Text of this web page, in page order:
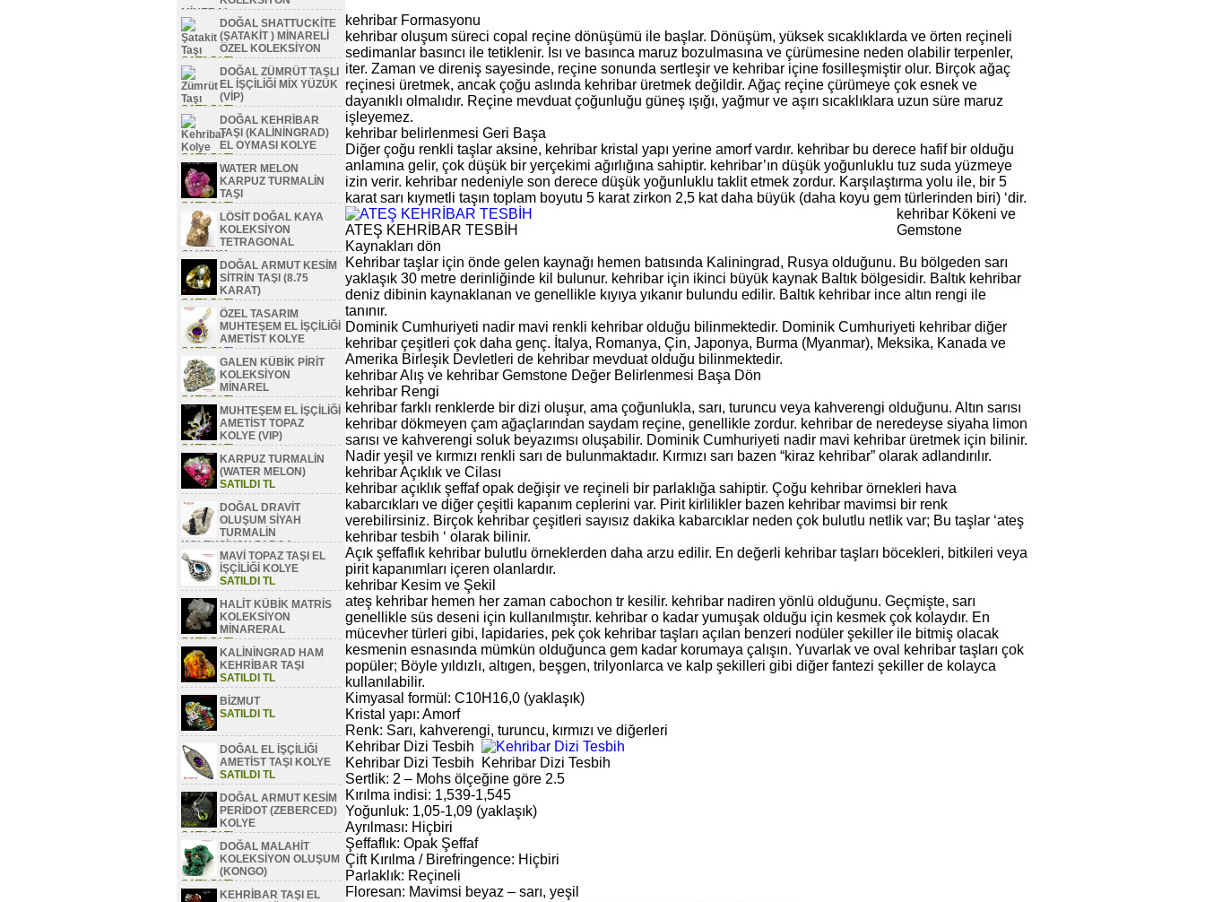
MİNERAL
SATILDI TLDOĞAL SHATTUCKİTE
(ŞATAKİT ) MİNARELİ
ÖZEL KOLEKSİYON
SATILDI TL
DOĞAL ZÜMRÜT TAŞLI
EL İŞÇİLİĞİ MİX YÜZÜK
(VİP)
SATILDI TL
DOĞAL KEHRİBAR
TAŞI (KALİNİNGRAD)
EL OYMASI KOLYE
SATILDI TL
WATER MELON
KARPUZ TURMALİN
TAŞI
SATILDI TL
LÖSİT DOĞAL KAYA
KOLEKSİYON
TETRAGONAL
OLUŞUM
SATILDI TLDOĞAL ARMUT KESİM
SİTRİN TAŞI (8.75
KARAT)
SATILDI TL
ÖZEL TASARIM
MUHTEŞEM EL İŞÇİLİĞİ
AMETİST KOLYE
SATILDI TL
GALEN KÜBİK PİRİT
KOLEKSİYON
MİNAREL
SATILDI TL
MUHTEŞEM EL İŞÇİLİĞİ
AMETİST TOPAZ
KOLYE (VIP)
SATILDI TL
KARPUZ TURMALİN
(WATER MELON)
SATILDI TL
DOĞAL DRAVİT
OLUŞUM SİYAH
TURMALİN
KOLEKSİYON PARÇA
SATILDI TLMAVİ TOPAZ TAŞI EL
İŞÇİLİĞİ KOLYE
SATILDI TL
HALİT KÜBİK MATRİS
KOLEKSİYON
MİNARERAL
SATILDI TL
KALİNİNGRAD HAM
KEHRİBAR TAŞI
SATILDI TL
BİZMUT
SATILDI TL
DOĞAL EL İŞÇİLİĞİ
AMETİST TAŞI KOLYE
SATILDI TL
DOĞAL ARMUT KESİM
PERİDOT (ZEBERCED)
KOLYE
SATILDI TL
DOĞAL MALAHİT
KOLEKSİYON OLUŞUM
(KONGO)
SATILDI TL
KEHRİBAR TAŞI EL
kehribar Formasyonu
kehribar oluşum süreci copal reçine dönüşümü ile başlar. Dönüşüm, yüksek sıcaklıklarda ve örten reçineli
sedimanlar basıncı ile tetiklenir. Isı ve basınca maruz bozulmasına ve çürümesine neden olabilir terpenler,
iter. Zaman ve direniş sayesinde, reçine sonunda sertleşir ve kehribar içine fosilleşmiştir olur. Birçok ağaç
reçinesi üretmek, ancak çoğu aslında kehribar üretmek değildir. Ağaç reçine çürümeye çok esnek ve
dayanıklı olmalıdır. Reçine mevduat çoğunluğu güneş ışığı, yağmur ve aşırı sıcaklıklara uzun süre maruz
işleyemez.
kehribar belirlenmesi Geri Başa
Diğer çoğu renkli taşlar aksine, kehribar kristal yapı yerine amorf vardır. kehribar bu derece hafif bir olduğu
anlamına gelir, çok düşük bir yerçekimi ağırlığına sahiptir. kehribar’ın düşük yoğunluklu tuz suda yüzmeye
izin verir. kehribar nedeniyle son derece düşük yoğunluklu taklit etmek zordur. Karşılaştırma yolu ile, bir 5
karat sarı kıymetli taşın toplam boyutu 5 karat zirkon 2,5 kat daha büyük (daha koyu gem türlerinden biri) ‘dir.
ATEŞ KEHRİBAR TESBİH
kehribar Kökeni ve
Gemstone
Kaynakları dön
Kehribar taşlar için önde gelen kaynağı hemen batısında Kaliningrad, Rusya olduğunu. Bu bölgeden sarı
yaklaşık 30 metre derinliğinde kil bulunur. kehribar için ikinci büyük kaynak Baltık bölgesidir. Baltık kehribar
deniz dibinin kaynaklanan ve genellikle kıyıya yıkanır bulundu edilir. Baltık kehribar ince altın rengi ile
tanınır.
Dominik Cumhuriyeti nadir mavi renkli kehribar olduğu bilinmektedir. Dominik Cumhuriyeti kehribar diğer
kehribar çeşitleri çok daha genç. İtalya, Romanya, Çin, Japonya, Burma (Myanmar), Meksika, Kanada ve
Amerika Birleşik Devletleri de kehribar mevduat olduğu bilinmektedir.
kehribar Alış ve kehribar Gemstone Değer Belirlenmesi Başa Dön
kehribar Rengi
kehribar farklı renklerde bir dizi oluşur, ama çoğunlukla, sarı, turuncu veya kahverengi olduğunu. Altın sarısı
kehribar dökmeyen çam ağaçlarından saydam reçine, genellikle zordur. kehribar de neredeyse siyaha limon
sarısı ve kahverengi soluk beyazımsı oluşabilir. Dominik Cumhuriyeti nadir mavi kehribar üretmek için bilinir.
Nadir yeşil ve kırmızı renkli sarı de bulunmaktadır. Kırmızı sarı bazen “kiraz kehribar” olarak adlandırılır.
kehribar Açıklık ve Cilası
kehribar açıklık şeffaf opak değişir ve reçineli bir parlaklığa sahiptir. Çoğu kehribar örnekleri hava
kabarcıkları ve diğer çeşitli kapanım ceplerini var. Pirit kirlilikler bazen kehribar mavimsi bir renk
verebilirsiniz. Birçok kehribar çeşitleri sayısız dakika kabarcıklar neden çok bulutlu netlik var; Bu taşlar ‘ateş
kehribar tesbih ‘ olarak bilinir.
Açık şeffaflık kehribar bulutlu örneklerden daha arzu edilir. En değerli kehribar taşları böcekleri, bitkileri veya
pirit kapanımları içeren olanlardır.
kehribar Kesim ve Şekil
ateş kehribar hemen her zaman cabochon tr kesilir. kehribar nadiren yönlü olduğunu. Geçmişte, sarı
genellikle süs deseni için kullanılmıştır. kehribar o kadar yumuşak olduğu için kesmek çok kolaydır. En
mücevher türleri gibi, lapidaries, pek çok kehribar taşları açılan benzeri nodüler şekiller ile bitmiş olacak
kesmenin esnasında mümkün olduğunca gem kadar korumaya çalışın. Yuvarlak ve oval kehribar taşları çok
popüler; Böyle yıldızlı, altıgen, beşgen, trilyonlarca ve kalp şekilleri gibi diğer fantezi şekiller de kolayca
kullanılabilir.
Kimyasal formül: C10H16,0 (yaklaşık)
Kristal yapı: Amorf
Renk: Sarı, kahverengi, turuncu, kırmızı ve diğerleri
Kehribar Dizi Tesbih
Kehribar Dizi Tesbih
Kehribar Dizi Tesbih
Sertlik: 2 – Mohs ölçeğine göre 2.5
Kırılma indisi: 1,539-1,545
Yoğunluk: 1,05-1,09 (yaklaşık)
Ayrılması: Hiçbiri
Şeffaflık: Opak Şeffaf
Çift Kırılma / Birefringence: Hiçbiri
Parlaklık: Reçineli
Floresan: Mavimsi beyaz – sarı, yeşil